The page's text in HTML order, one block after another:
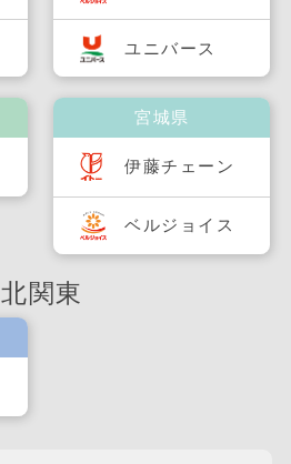
ユニバース
宮城県
伊藤チェーン
ベルジョイス
北関東